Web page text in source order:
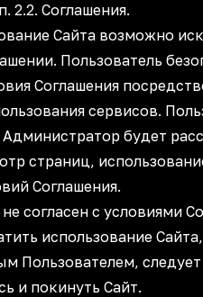
2.2. Соглашения.
Сайта возможно
Пользователь
Соглашения
сервисов.
Администратор будет
страниц,
Соглашения.
согласен с условиями
использование
Пользователем,
и покинуть Сайт.